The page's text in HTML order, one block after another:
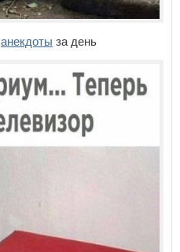
анекдоты за день